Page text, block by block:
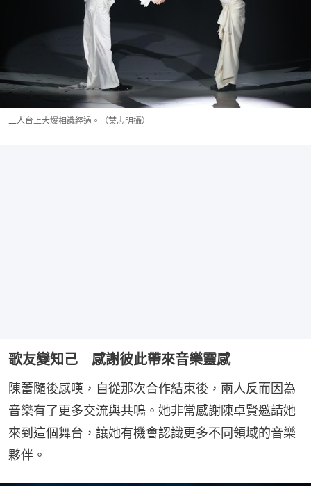
二人台上大爆相識經過。（葉志明攝）
歌友變知己 感謝彼此帶來音樂靈感
陳蕾隨後感嘆，自從那次合作結束後，兩人反而因為
音樂有了更多交流與共鳴。她非常感謝陳卓賢邀請她
來到這個舞台，讓她有機會認識更多不同領域的音樂
夥伴。